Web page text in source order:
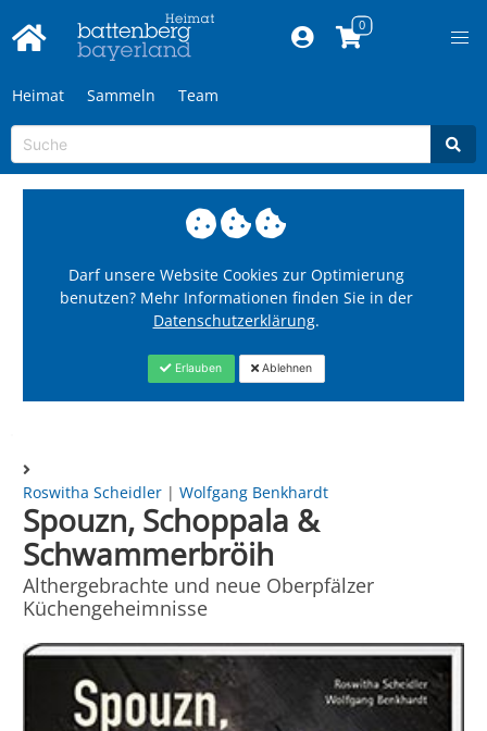
Heimat Sammeln Team
Darf unsere Website Cookies zur Optimierung
benutzen? Mehr Informationen finden Sie in der
Datenschutzerklärung.
Erlauben Ablehnen
Roswitha Scheidler | Wolfgang Benkhardt
Spouzn, Schoppala &
Schwammerbröih
Althergebrachte und neue Oberpfälzer
Küchengeheimnisse